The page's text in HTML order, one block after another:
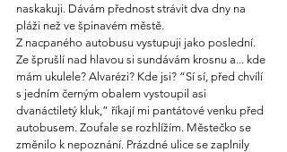
naskakuji. Dávám přednost strávit dva dny na
pláži než ve špinavém městě.
Z nacpaného autobusu vystupuji jako poslední.
Ze šprušlí nad hlavou si sundávám krosnu a... kde
mám ukulele? Alvarézi? Kde jsi? “Sí sí, před chvílí
s jedním černým obalem vystoupil asi
dvanáctiletý kluk,” říkají mi pantátové venku před
autobusem. Zoufale se rozhlížím. Městečko se
změnilo k nepoznání. Prázdné ulice se zaplnily